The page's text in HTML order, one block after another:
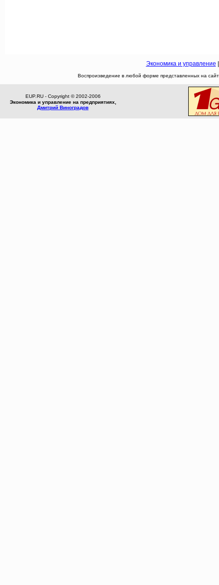
Экономика и управление
Воспроизведение в любой форме представленных на
EUP.RU - Copyright © 2002-2006
Экономика и управление на предприятиях,
Дмитрий Виноградов